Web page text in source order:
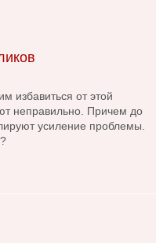
избавиться от этой
неправильно. Причем до
усиление проблемы.